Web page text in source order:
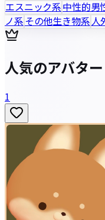
エスニック系中性的男
ノ系その他生き物系人
人気のアバター
1